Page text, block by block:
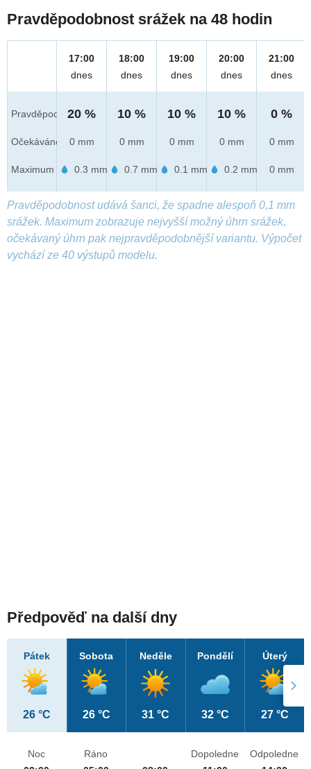
Pravděpodobnost srážek na 48 hodin
Pravděpod.
Očekáváno
Maximum
17:00
dnes
20 %
0 mm
0.3 mm
18:00
dnes
10 %
0 mm
0.7 mm
19:00
dnes
10 %
0 mm
0.1 mm
20:00
dnes
10 %
0 mm
0.2 mm
21:00
dnes
0 %
0 mm
0 mm
Pravděpodobnost udává šanci, že spadne alespoň 0,1 mm
srážek. Maximum zobrazuje nejvyšší možný úhrn srážek,
očekávaný úhrn pak nejpravděpodobnější variantu. Výpočet
vychází ze 40 výstupů modelu.
Předpověď na další dny
Pátek
26 °C
Sobota
26 °C
Neděle
31 °C
Pondělí
32 °C
Úterý
27 °C
Noc
Ráno
Dopoledne
Odpoledne